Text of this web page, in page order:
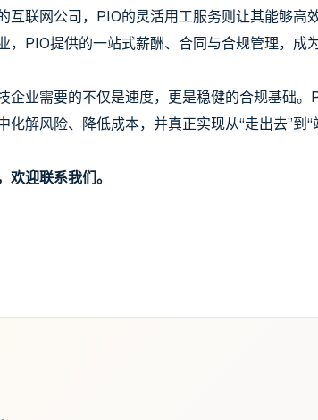
互联网公司，PIO的灵活用工服务则让其能够
，PIO提供的一站式薪酬、合同与合规管理，成
企业需要的不仅是速度，更是稳健的合规基础
解风险、降低成本，并真正实现从“走出去”到“
欢迎联系我们。